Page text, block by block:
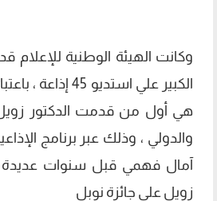
وكانت الهيئة الوطنية للإعلام
الكبير علي استديو
هي أول من قدمت الدكتور زويل
والدولي ، وذلك عبر برنامج
آمال فهمي قبل سنوات
زويل علي جائزة نوبل